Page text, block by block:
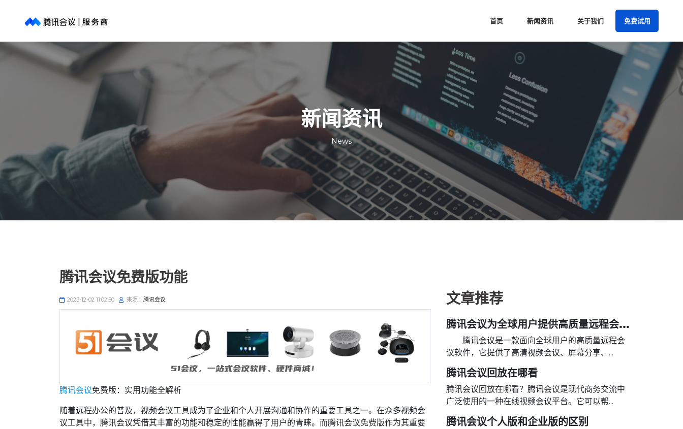
首页 新闻资讯 关于我们 免费试用
新闻资讯
News
腾讯会议免费版功能
2023-12-02 11:02:50 来源： 腾讯会议
腾讯会议免费版：实用功能全解析
随着远程办公的普及，视频会议工具成为了企业和个人开展沟通和协作的重要工具之一。在众多视频会
议工具中，腾讯会议凭借其丰富的功能和稳定的性能赢得了用户的青睐。而腾讯会议免费版作为其重要
文章推荐
腾讯会议为全球用户提供高质量远程会...
腾讯会议是一款面向全球用户的高质量远程会
议软件，它提供了高清视频会议、屏幕分享、...
腾讯会议回放在哪看
腾讯会议回放在哪看？腾讯会议是现代商务交流中
广泛使用的一种在线视频会议平台。它可以帮...
腾讯会议个人版和企业版的区别